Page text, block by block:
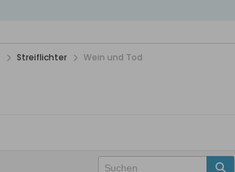
Streiflichter Wein und Tod